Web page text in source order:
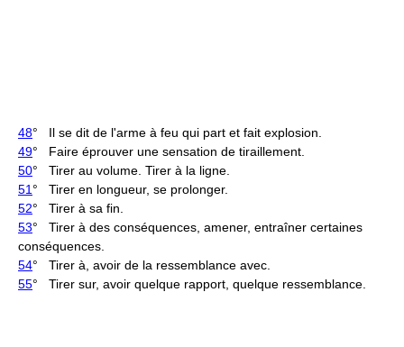
48° Il se dit de l'arme à feu qui part et fait explosion.
49° Faire éprouver une sensation de tiraillement.
50° Tirer au volume. Tirer à la ligne.
51 ° Tirer en longueur, se prolonger.
52° Tirer à sa fin.
53° Tirer à des conséquences, amener, entraîner certaines
conséquences.
54° Tirer à, avoir de la ressemblance avec.
55° Tirer sur, avoir quelque rapport, quelque ressemblance.